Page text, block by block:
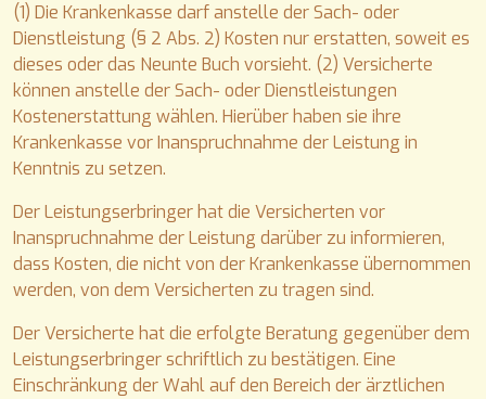
(1) Die Krankenkasse darf anstelle der Sach- oder
Dienstleistung (§ 2 Abs. 2) Kosten nur erstatten, soweit es
dieses oder das Neunte Buch vorsieht. (2) Versicherte
können anstelle der Sach- oder Dienstleistungen
Kostenerstattung wählen. Hierüber haben sie ihre
Krankenkasse vor Inanspruchnahme der Leistung in
Kenntnis zu setzen.
Der Leistungserbringer hat die Versicherten vor
Inanspruchnahme der Leistung darüber zu informieren,
dass Kosten, die nicht von der Krankenkasse übernommen
werden, von dem Versicherten zu tragen sind.
Der Versicherte hat die erfolgte Beratung gegenüber dem
Leistungserbringer schriftlich zu bestätigen. Eine
Einschränkung der Wahl auf den Bereich der ärztlichen